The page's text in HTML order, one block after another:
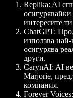
Replika: AI
осигурявайки
интересите ти.
ChatGPT:
използва
осигурява
други.
CarynAI: AI
Marjorie,
компания.
Forever Voices